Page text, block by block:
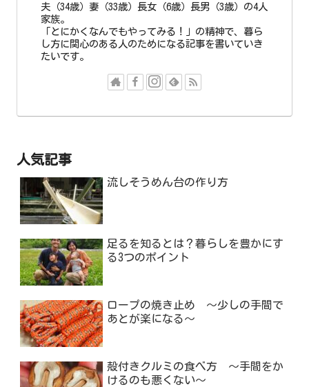
夫（34歳）妻（33歳）長女（6歳）長男（3歳）の4人
家族。
「とにかくなんでもやってみる！」の精神で、暮ら
し方に関心のある人のためになる記事を書いていき
たいです。
人気記事
流しそうめん台の作り方
足るを知るとは？暮らしを豊かにす
る3つのポイント
ロープの焼き止め ～少しの手間で
あとが楽になる～
殻付きクルミの食べ方 ～手間をか
けるのも悪くない～